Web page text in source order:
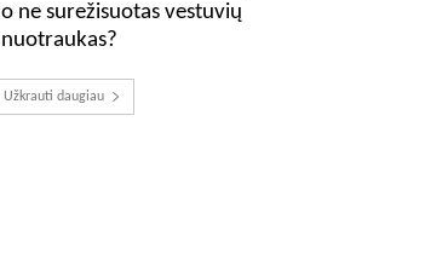
o ne surežisuotas vestuvių
nuotraukas?
Užkrauti daugiau